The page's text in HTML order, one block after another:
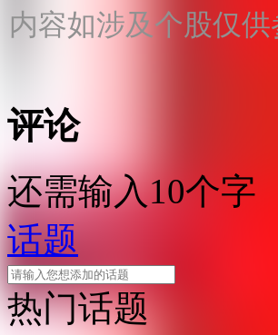
内容如涉及个股仅
评论
还需输入10个字
话题
热门话题